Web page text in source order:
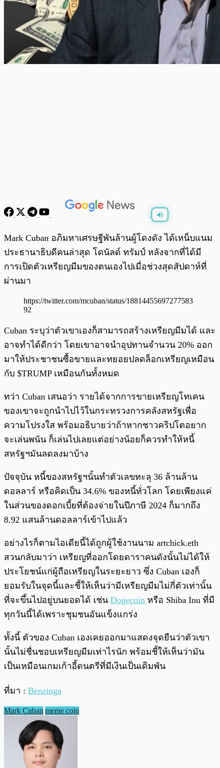
0:00 /0:00
Mark Cuban อภิมหาเศรษฐีพันล้านผู้โดงดัง ได้เหน็บแนม
ประธานาธิบดีคนล่าสุด โดนัลด์ ทรัมป์ หลังจากที่ได้มี
การเปิดตัวเหรียญมีมของตนเองไปเมื่อช่วงสุดสัปดาห์ที่
ผ่านมา
https://twitter.com/mcuban/status/18814455697277583
92
Cuban ระบุว่าตัวเขาเองก็สามารถสร้างเหรียญมีมได้ และ
อาจทำได้ดีกว่า โดยเขาอาจนำอุปทานจำนวน 20% ออก
มาให้ประชาชนซื้อขายและทยอยปลดล็อกเหรียญเหมือน
กับ $TRUMP เหมือนกันทั้งหมด
ทว่า Cuban เสนอว่า รายได้จากการขายเหรียญโทเคน
ของเขาจะถูกนำไปไว้ในกระทรวงการคลังสหรัฐเพื่อ
ความโปรงใส พร้อมอธิบายว่าถ้าหากชาวคริปโตอยาก
จะเล่นพนัน ก็เล่นไปเลยแต่อย่างน้อยก็ควรทำให้หนี้
สหรัฐฯมันลดลงมาบ้าง
ปัจจุบัน หนี้ของสหรัฐฯนั้นทำตัวเลขทะลุ 36 ล้านล้าน
ดอลลาร์ หรือคิดเป็น 34.6% ของหนี้ทั่วโลก โดยเพียงแค่
ในส่วนของดอกเบี้ยที่ต้องจ่ายในปีภาษี 2024 ก็มากถึง
8.92 แสนล้านดอลลาร์เข้าไปแล้ว
อย่างไรก็ตามไอเดียนี้ได้ถูกผู้ใช้งานนาม artchick.eth
สวนกลับมาว่า เหรียญที่ออกโดยดาราคนดังนั้นไม่ได้ให้
ประโยชน์แก่ผู้ถือเหรียญในระยะยาว ซึ่ง Cuban เองก็
ยอมรับในจุดนี้และชี้ให้เห็นว่ามีเหรียญมีมไม่กี่ตัวเท่านั้น
ที่จะขึ้นไปอยู่บนยอดได้ เช่น Dogecoin หรือ Shiba Inu ที่มี
ทุกวันนี้ได้เพราะชุมชนอันแข็งแกร่ง
ทั้งนี้ ตัวของ Cuban เองเคยออกมาแสดงจุดยืนว่าตัวเขา
นั้นไม่ชื่นชอบเหรียญมีมเท่าไรนัก พร้อมชี้ให้เห็นว่ามัน
เป็นเหมือนเกมเก้าอี้ดนตรีที่มีเงินเป็นเดิมพัน
ที่มา : Benzinga
Mark Cuban meme coin